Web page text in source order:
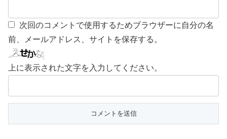
次回のコメントで使用するためブラウザーに自分の名
前、メールアドレス、サイトを保存する。
上に表示された文字を入力してください。